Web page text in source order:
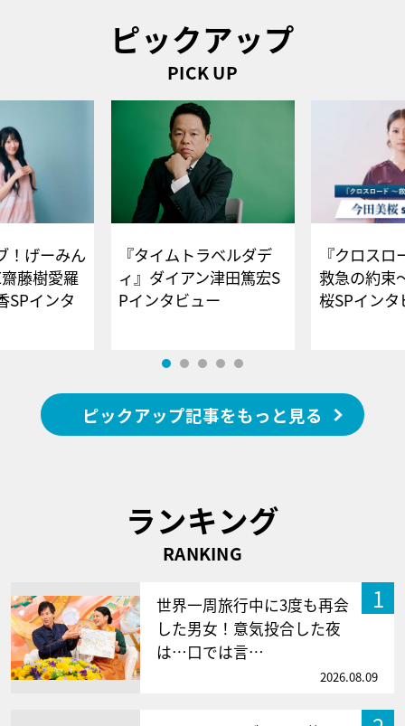
ピックアップ
PICK UP
！げーみん
藤樹愛羅
SPインタ
『タイムトラベルダデ
ィ』ダイアン津田篤宏S
Pインタビュー
『クロス
救急の約束
桜SPイ
ピックアップ記事をもっと見る
ランキング
RANKING
1
世界一周旅行中に3度も再会
した男女！意気投合した夜
は…口では言…
2026.08.09